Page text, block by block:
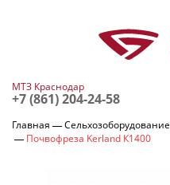
МТЗ Краснодар
+7 (861) 204-24-58
Главная Сельхозоборудование
Почвофреза Kerland К1400